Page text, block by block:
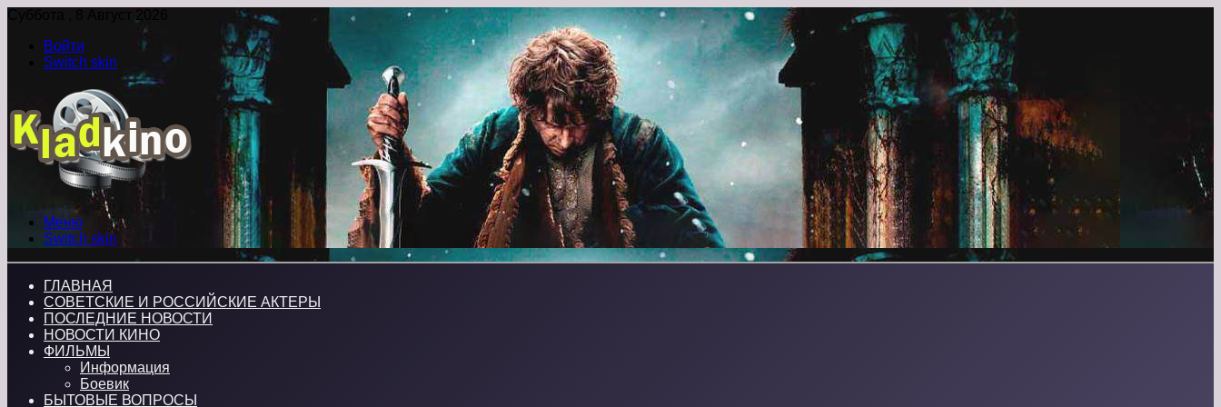
Суббота , 8 Август 2026
Войти
Switch skin
Меню
Switch skin
ГЛАВНАЯ
СОВЕТСКИЕ И РОССИЙСКИЕ АКТЕРЫ
ПОСЛЕДНИЕ НОВОСТИ
НОВОСТИ КИНО
ФИЛЬМЫ
Информация
Боевик
БЫТОВЫЕ ВОПРОСЫ